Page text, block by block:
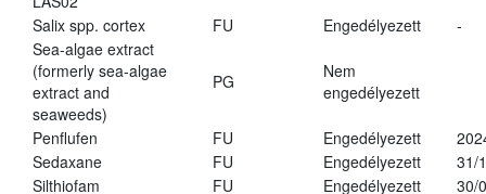
Salix spp. cortex FU Engedélyezett
-
Sea-algae extract
(formerly sea-algae
extract and
seaweeds)
PG
Nem
engedélyezett
Penflufen FU Engedélyezett
Sedaxane
FU Engedélyezett
31/
Silthiofam
FU Engedélyezett 30/